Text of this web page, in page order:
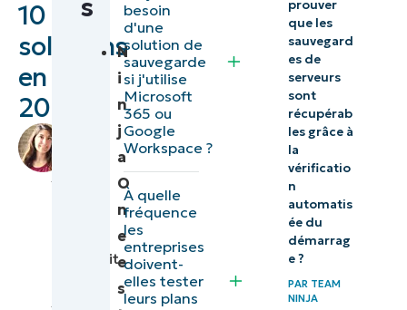
10
solutions
en
2026
par
Lauren
Ballejos
traduit
de données
2026
Comparaison
des meilleurs
logiciels de
sauvegarde
et de
récupération
des données
s
N
i
n
j
a
O
n
e
e
s
besoin
d'une
solution de
sauvegarde
si j'utilise
Microsoft
365 ou
Google
Workspace ?
À quelle
fréquence
les
entreprises
doivent-
elles tester
leurs plans
prouver
que les
sauvegard
es de
serveurs
sont
récupérab
les grâce à
la
vérificatio
n
automatis
ée du
démarrag
e ?
PAR TEAM
NINJA